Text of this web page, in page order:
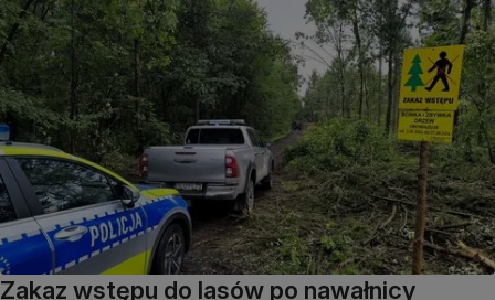
Zakaz wstępu do lasów po nawałnicy